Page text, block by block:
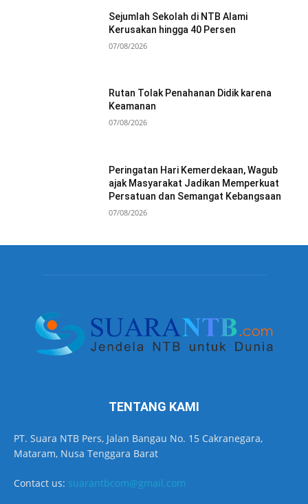
Sejumlah Sekolah di NTB Alami
Kerusakan hingga 40 Persen
07/08/2026
Rutan Tolak Penahanan Didik karena
Keamanan
07/08/2026
Peringatan Hari Kemerdekaan, Wagub
ajak Masyarakat Jadikan Memperkuat
Persatuan dan Semangat Kebangsaan
07/08/2026
TENTANG KAMI
PT. Suara NTB Pers, Jalan Bangau No. 15 Cakranegara,
Mataram, Nusa Tenggara Barat
Contact us: suarantbcom@gmail.com